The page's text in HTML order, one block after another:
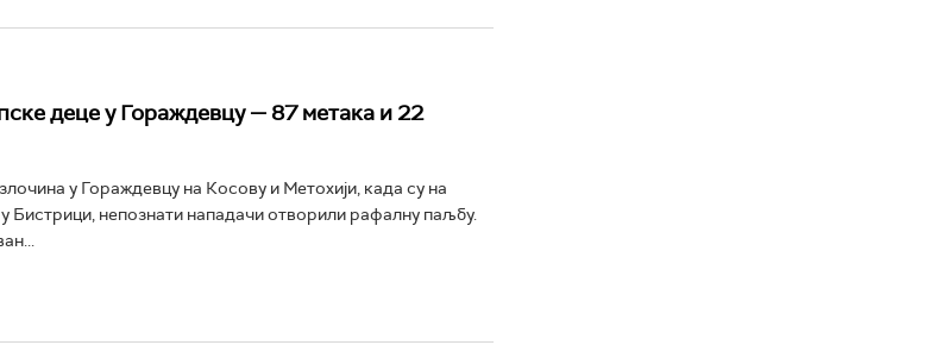
деце у Гораждевцу — 87 метака и 22
у Гораждевцу на Косову и Метохији, када су на
у Бистрици, непознати нападачи отворили рафалну паљбу.